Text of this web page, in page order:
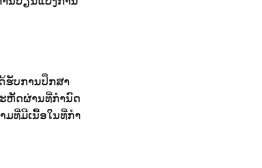
ຮັບການປຶກສາ
ຫັດຜ່ານທີ່ກໍານົດ
ມທີ່ມີເນື້ອໃນທີ່ກໍາ